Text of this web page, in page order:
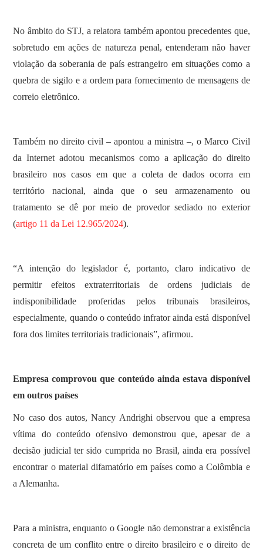
No âmbito do STJ, a relatora também apontou precedentes que,
sobretudo em ações de natureza penal, entenderam não haver
violação da soberania de país estrangeiro em situações como a
quebra de sigilo e a ordem para fornecimento de mensagens de
correio eletrônico.
Também no direito civil – apontou a ministra –, o Marco Civil
da Internet adotou mecanismos como a aplicação do direito
brasileiro nos casos em que a coleta de dados ocorra em
território nacional, ainda que o seu armazenamento ou
tratamento se dê por meio de provedor sediado no exterior
(artigo 11 da Lei 12.965/2024).
“A intenção do legislador é, portanto, claro indicativo de
permitir efeitos extraterritoriais de ordens judiciais de
indisponibilidade proferidas pelos tribunais brasileiros,
especialmente, quando o conteúdo infrator ainda está disponível
fora dos limites territoriais tradicionais”, afirmou.
Empresa comprovou que conteúdo ainda estava disponível
em outros países
No caso dos autos, Nancy Andrighi observou que a empresa
vítima do conteúdo ofensivo demonstrou que, apesar de a
decisão judicial ter sido cumprida no Brasil, ainda era possível
encontrar o material difamatório em países como a Colômbia e
a Alemanha.
Para a ministra, enquanto o Google não demonstrar a existência
concreta de um conflito entre o direito brasileiro e o direito de